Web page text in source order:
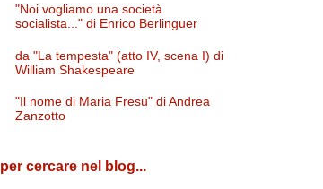
"Noi vogliamo una società
socialista..." di Enrico Berlinguer
da "La tempesta" (atto IV, scena I) di
William Shakespeare
"Il nome di Maria Fresu" di Andrea
Zanzotto
per cercare nel blog...